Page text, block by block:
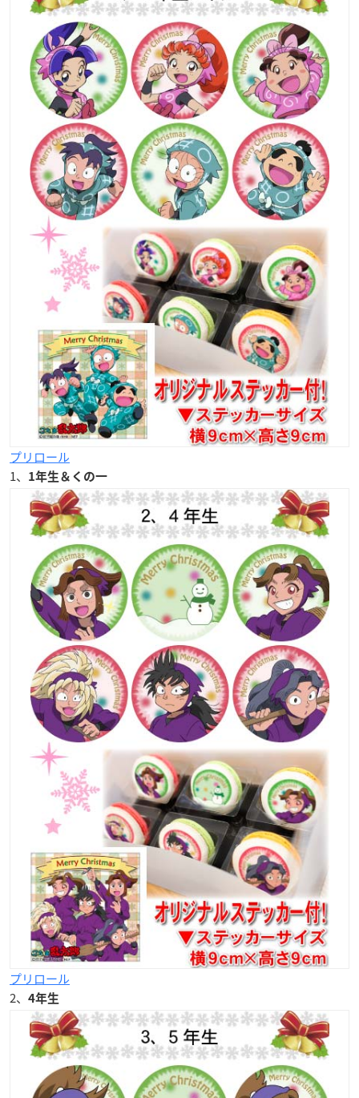
プリロール
1、
1年生＆くの一
プリロール
2、
4年生